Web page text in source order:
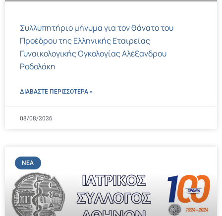
Συλλυπητήριο μήνυμα για τον θάνατο του
Προέδρου της Ελληνικής Εταιρείας
Γυναικολογικής Ογκολογίας Αλέξανδρου
Ροδολάκη
ΔΙΑΒΑΣΤΕ ΠΕΡΙΣΣΌΤΕΡΑ »
08/08/2026
ΝΈΑ